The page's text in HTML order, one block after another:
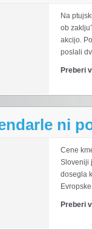
Na
ob
akcijo.
poslali
Preberi
ni
Cene
Sloveniji
dosegla
Preberi